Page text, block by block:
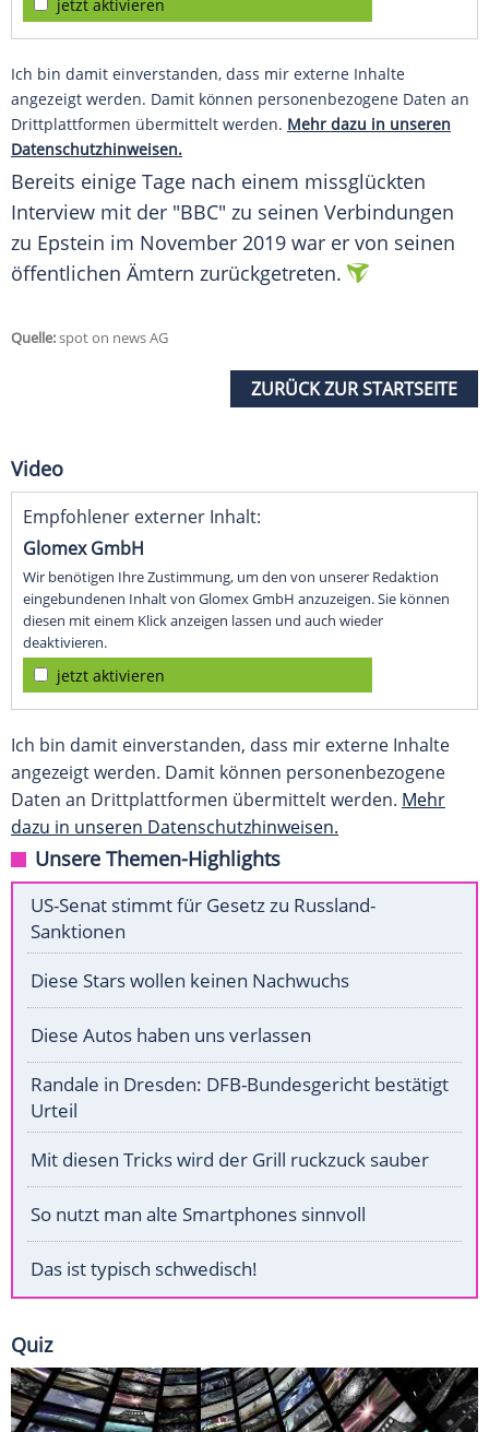
jetzt aktivieren
Ich bin damit einverstanden, dass mir externe Inhalte
angezeigt werden. Damit können personenbezogene Daten an
Drittplattformen übermittelt werden. Mehr dazu in unseren
Datenschutzhinweisen.
Bereits einige Tage nach einem missglückten
Interview mit der "BBC" zu seinen Verbindungen
zu Epstein im November 2019 war er von seinen
öffentlichen Ämtern zurückgetreten.
Quelle:spot on news AG
ZURÜCK ZUR STARTSEITE
Video
Empfohlener externer Inhalt:
Glomex GmbH
Wir benötigen Ihre Zustimmung, um den von unserer Redaktion
eingebundenen Inhalt von Glomex GmbH anzuzeigen. Sie können
diesen mit einem Klick anzeigen lassen und auch wieder
deaktivieren.
jetzt aktivieren
Ich bin damit einverstanden, dass mir externe Inhalte
angezeigt werden. Damit können personenbezogene
Daten an Drittplattformen übermittelt werden. Mehr
dazu in unseren Datenschutzhinweisen.
Unsere Themen-Highlights
US-Senat stimmt für Gesetz zu Russland-
Sanktionen
Diese Stars wollen keinen Nachwuchs
Diese Autos haben uns verlassen
Randale in Dresden: DFB-Bundesgericht bestätigt
Urteil
Mit diesen Tricks wird der Grill ruckzuck sauber
So nutzt man alte Smartphones sinnvoll
Das ist typisch schwedisch!
Quiz